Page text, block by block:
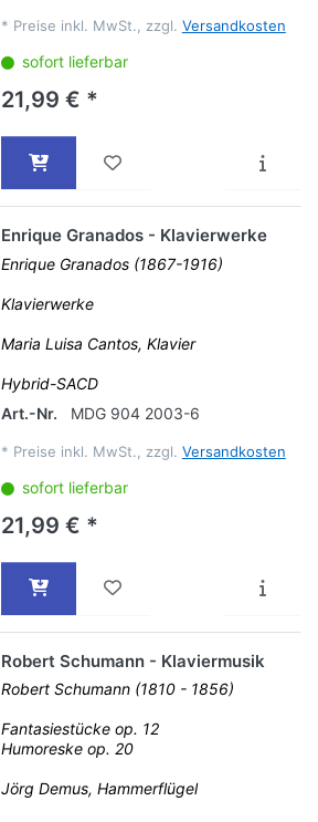
* Preise inkl. MwSt., zzgl. Versandkosten
sofort lieferbar
21,99 € *
Enrique Granados - Klavierwerke
Enrique Granados (1867-1916)
Klavierwerke
Maria Luisa Cantos, Klavier
Hybrid-SACD
Art.-Nr.
MDG 904 2003-6
* Preise inkl. MwSt., zzgl. Versandkosten
sofort lieferbar
21,99 € *
Robert Schumann - Klaviermusik
Robert Schumann (1810 - 1856)
Fantasiestücke op. 12
Humoreske op. 20
Jörg Demus, Hammerflügel